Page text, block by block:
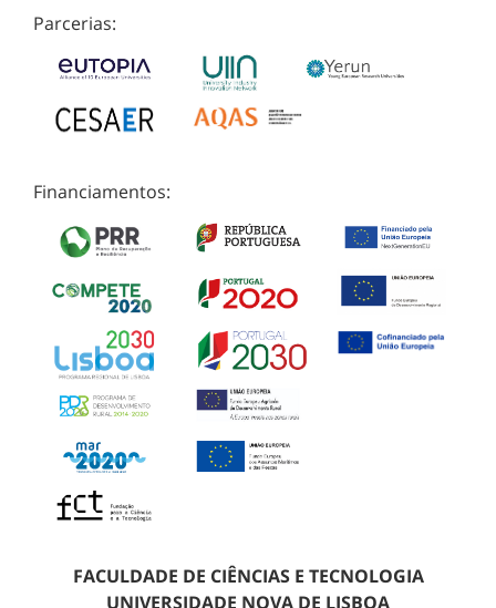
Parcerias:
Financiamentos:
FACULDADE DE CIÊNCIAS E TECNOLOGIA
UNIVERSIDADE NOVA DE LISBOA